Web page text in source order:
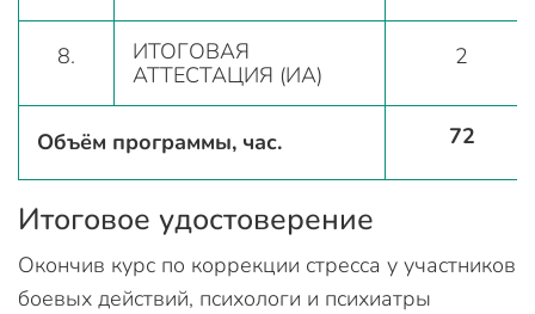
8.
ИТОГОВАЯ
АТТЕСТАЦИЯ (ИА)
2
Объём программы, час. 72
Итоговое удостоверение
Окончив курс по коррекции стресса у участников
боевых действий, психологи и психиатры